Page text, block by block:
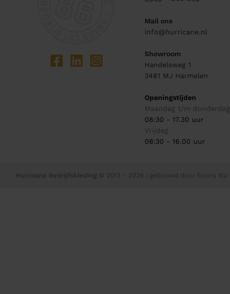
Mail ons
info@hurricane.nl
Showroom
Handelsweg 1
3481 MJ Harmelen
Openingstijden
Maandag t/m donderdag
08:30 - 17.30 uur
Vrijdag
08:30 - 16.00 uur
Hurricane Bedrijfskleding © 2013 - 2026 | gebouwd door flooris B.V.